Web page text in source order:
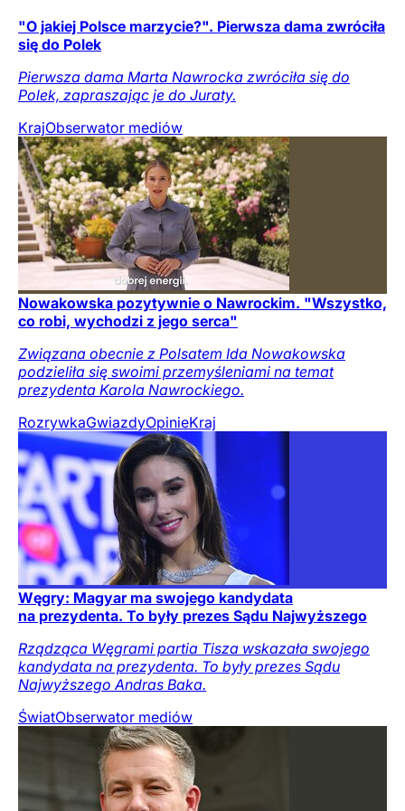
"O jakiej Polsce marzycie?". Pierwsza dama zwróciła
się do Polek
Pierwsza dama Marta Nawrocka zwróciła się do
Polek, zapraszając je do Juraty.
KrajObserwator mediów
Nowakowska pozytywnie o Nawrockim. "Wszystko,
co robi, wychodzi z jego serca"
Związana obecnie z Polsatem Ida Nowakowska
podzieliła się swoimi przemyśleniami na temat
prezydenta Karola Nawrockiego.
RozrywkaGwiazdyOpinieKraj
Węgry: Magyar ma swojego kandydata
na prezydenta. To były prezes Sądu Najwyższego
Rządząca Węgrami partia Tisza wskazała swojego
kandydata na prezydenta. To były prezes Sądu
Najwyższego Andras Baka.
ŚwiatObserwator mediów